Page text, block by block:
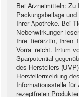
Bei Arzneimitteln: Zu
Packungsbeilage
Ihrer Apotheke. Bei
Nebenwirkungen
Ihre Tierärztin, Ihren
Vorrat reicht. Irrtum
Sparpotential
des Herstellers
Herstellermeldung
Informationsstelle für
rezeptfreien